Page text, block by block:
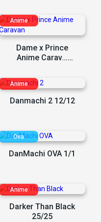
Dame x Prince
Anime Carav...
Danmachi 2 12/12
DanMachi OVA 1/1
Darker Than Black
25/25